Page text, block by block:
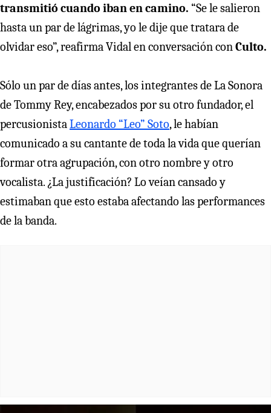
transmitió cuando iban en camino. “Se le salieron
hasta un par de lágrimas, yo le dije que tratara de
olvidar eso”, reafirma Vidal en conversación conCulto.
Sólo un par de días antes, los integrantes de La Sonora
de Tommy Rey, encabezados por su otro fundador, el
percusionistaLeonardo “Leo” Soto, le habían
comunicado a su cantante de toda la vida que querían
formar otra agrupación, con otro nombre y otro
vocalista. ¿La justificación? Lo veían cansado y
estimaban que esto estaba afectando las performances
de la banda.